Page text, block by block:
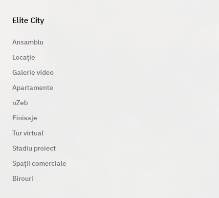
Elite City
Ansamblu
Locație
Galerie video
Apartamente
nZeb
Finisaje
Tur virtual
Stadiu proiect
Spații comerciale
Birouri